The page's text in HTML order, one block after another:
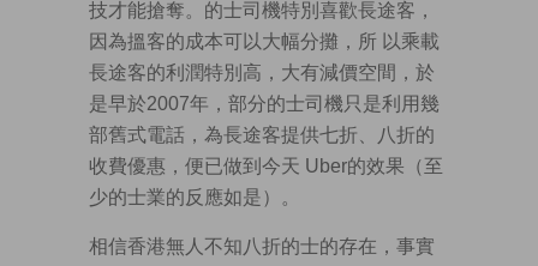
技才能搶奪。的士司機特別喜歡長途客，
因為搵客的成本可以大幅分攤，所 以乘載
長途客的利潤特別高，大有減價空間，於
是早於2007年，部分的士司機只是利用幾
部舊式電話，為長途客提供七折、八折的
收費優惠，便已做到今天 Uber的效果（至
少的士業的反應如是）。
相信香港無人不知八折的士的存在，事實